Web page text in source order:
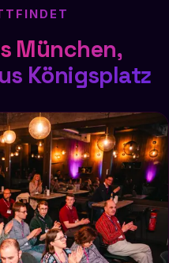
München,
Königsplatz